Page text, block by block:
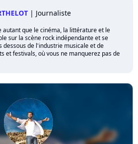
| Journaliste
autant que le cinéma, la littérature et le
sur la scène rock indépendante et se
dessous de l'industrie musicale et de
et festivals, où vous ne manquerez pas de